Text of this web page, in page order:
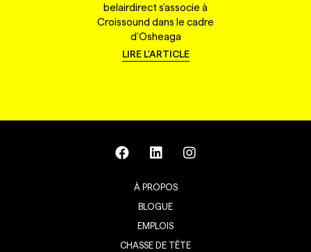
belairdirect s'associe à
Croissound dans le cadre
d'Osheaga
LIRE L'ARTICLE
À PROPOS
BLOGUE
EMPLOIS
CHASSE DE TÊTE